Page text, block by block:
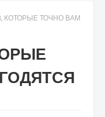
КОТОРЫЕ ТОЧНО ВАМ